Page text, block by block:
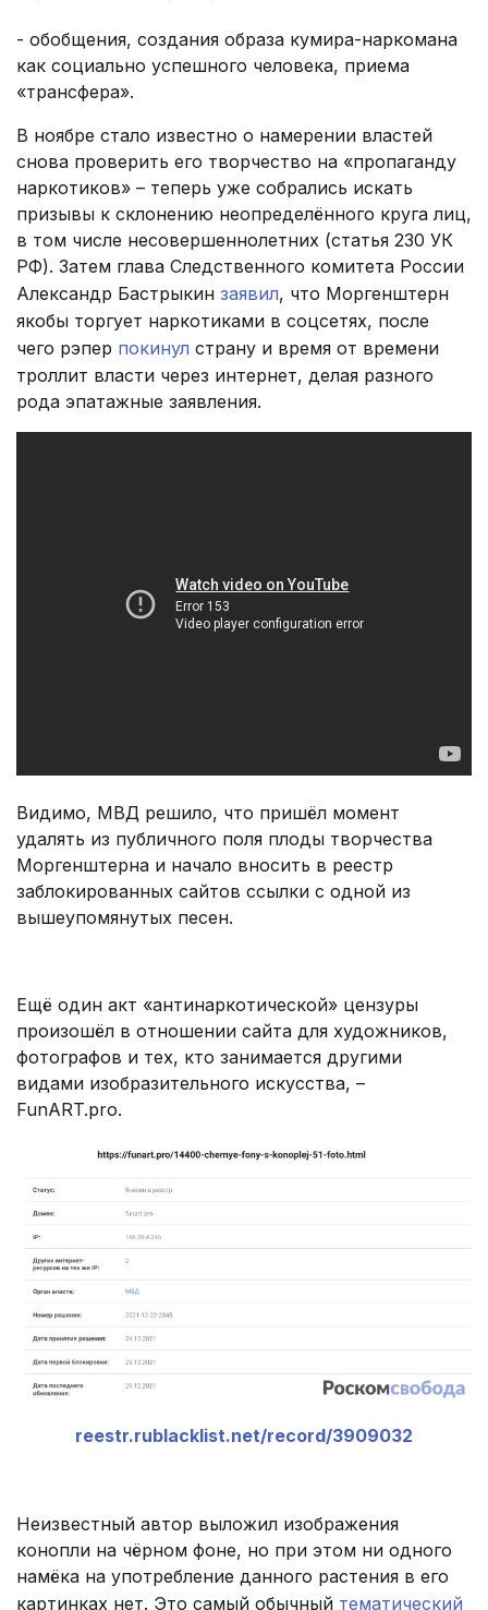
- обобщения, создания образа кумира-наркомана
как социально успешного человека, приема
«трансфера».
В ноябре стало известно о намерении властей
снова проверить его творчество на «пропаганду
наркотиков» – теперь уже собрались искать
призывы к склонению неопределённого круга лиц,
в том числе несовершеннолетних (статья 230 УК
РФ). Затем глава Следственного комитета России
Александр Бастрыкин заявил, что Моргенштерн
якобы торгует наркотиками в соцсетях, после
чего рэпер покинул страну и время от времени
троллит власти через интернет, делая разного
рода эпатажные заявления.
Видимо, МВД решило, что пришёл момент
удалять из публичного поля плоды творчества
Моргенштерна и начало вносить в реестр
заблокированных сайтов ссылки с одной из
вышеупомянутых песен.
Ещё один акт «антинаркотической» цензуры
произошёл в отношении сайта для художников,
фотографов и тех, кто занимается другими
видами изобразительного искусства, –
FunART.pro.
reestr.rublacklist.net/record/3909032
Неизвестный автор выложил изображения
конопли на чёрном фоне, но при этом ни одного
намёка на употребление данного растения в его
картинках нет. Это самый обычный тематический